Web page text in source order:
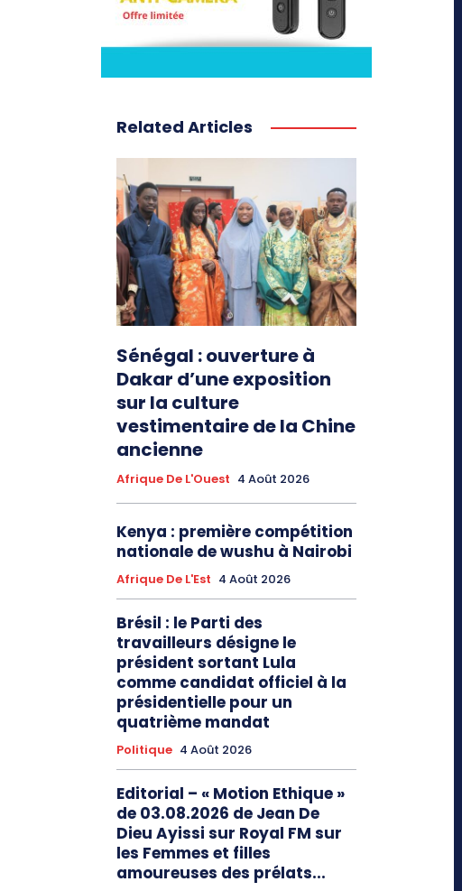
Related Articles
Sénégal : ouverture à
Dakar d’une exposition
sur la culture
vestimentaire de la Chine
ancienne
Afrique De L'Ouest 4 Août 2026
Kenya : première compétition
nationale de wushu à Nairobi
Afrique De L'Est 4 Août 2026
Brésil : le Parti des
travailleurs désigne le
président sortant Lula
comme candidat officiel à la
présidentielle pour un
quatrième mandat
Politique 4 Août 2026
Editorial – « Motion Ethique »
de 03.08.2026 de Jean De
Dieu Ayissi sur Royal FM sur
les Femmes et filles
amoureuses des prélats...